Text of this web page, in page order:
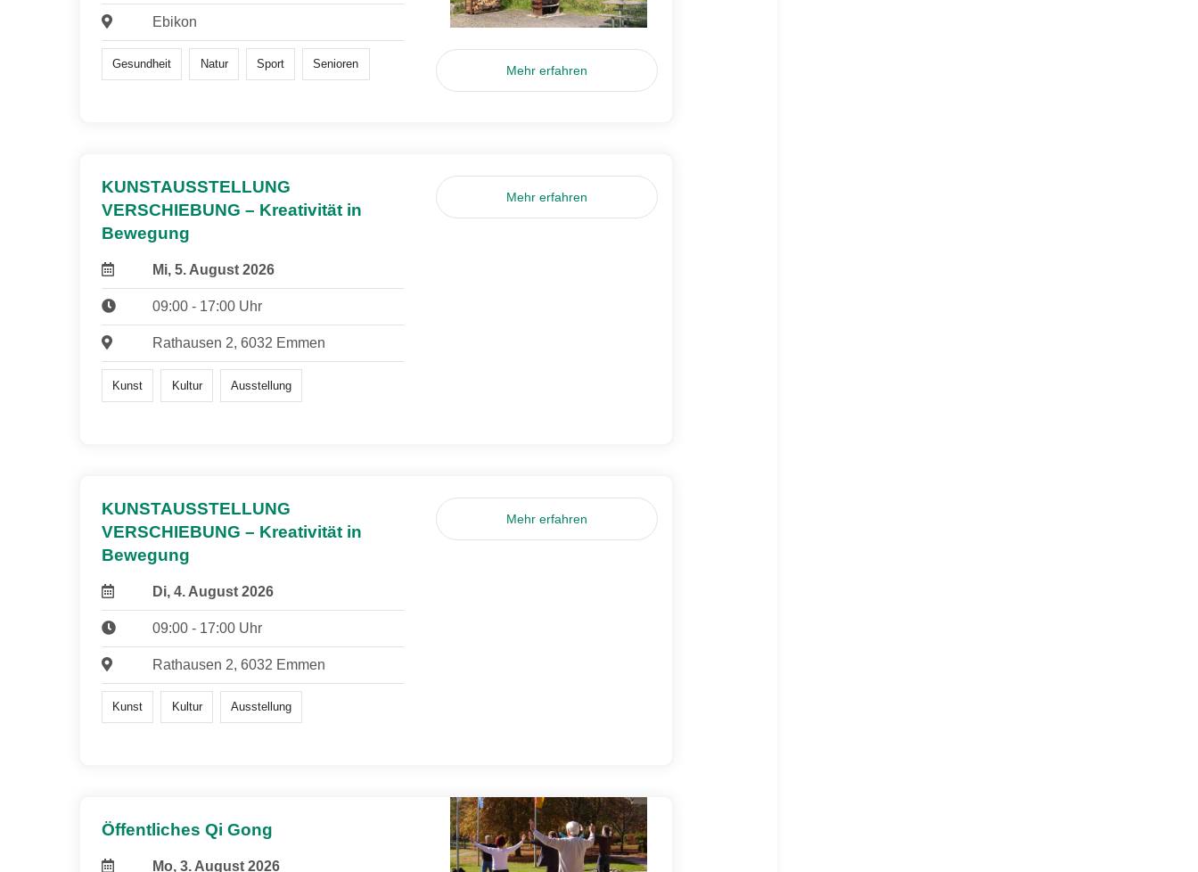
Ebikon
Gesundheit Natur Sport Senioren Mehr erfahren
KUNSTAUSSTELLUNG
VERSCHIEBUNG – Kreativität in
Bewegung
Mi, 5. August 2026
09:00 - 17:00 Uhr
Rathausen 2, 6032 Emmen
Kunst Kultur Ausstellung
Mehr erfahren
KUNSTAUSSTELLUNG
VERSCHIEBUNG – Kreativität in
Bewegung
Di, 4. August 2026
09:00 - 17:00 Uhr
Rathausen 2, 6032 Emmen
Kunst Kultur Ausstellung
Mehr erfahren
Öffentliches Qi Gong
Mo, 3. August 2026